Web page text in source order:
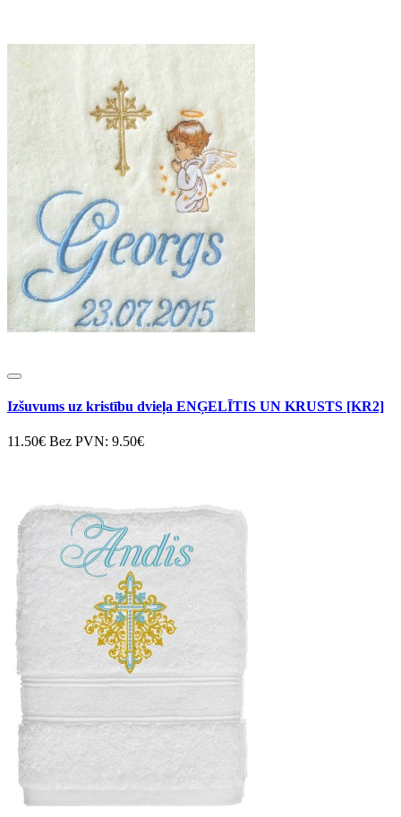
Izšuvums uz kristību dvieļa ENĢELĪTIS UN KRUSTS [KR2]
11.50€ Bez PVN: 9.50€